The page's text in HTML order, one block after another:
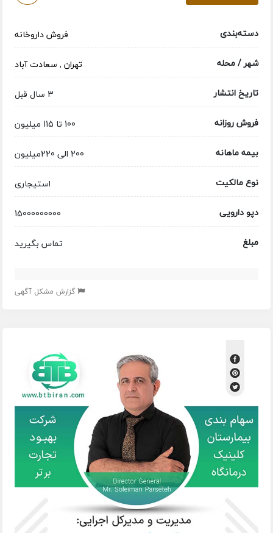
دسته‌بندی
فروش داروخانه
شهر / محله
تهران, سعادت آباد
تاریخ انتشار
3 سال قبل
فروش روزانه
100 تا 115 میلیون
بیمه ماهانه
200 الی 220میلیون
نوع مالکیت
استیجاری
دپو دارویی
15000000000
مبلغ
تماس بگیرید
گزارش مشکل آگهی